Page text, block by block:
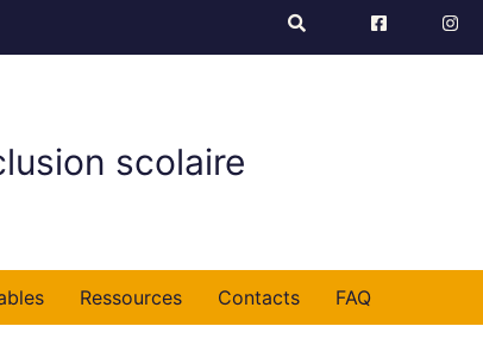
scolaire
Ressources Contacts FAQ